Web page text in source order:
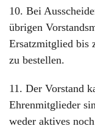
10. Bei
übrigen
Ersatzmitglied bis
zu bestellen.
11. Der Vorstand
Ehrenmitglieder
weder aktives